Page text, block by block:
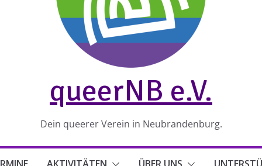
queerNB e.V.
Dein queerer Verein in Neubrandenburg.